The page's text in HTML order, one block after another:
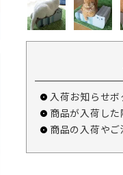
入荷お知らせボ
商品が入荷した
商品の入荷やご